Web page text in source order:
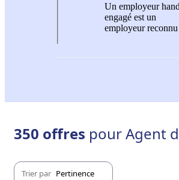
Un employeur
engagé est un
employeur reconnu
350 offres pour Agent
Trier par Pertinence